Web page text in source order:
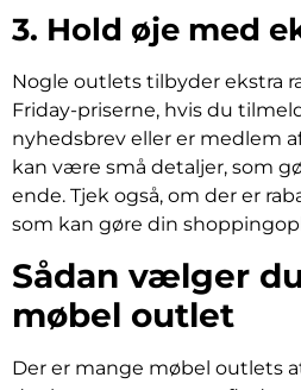
3. Hold øje med
Nogle outlets tilbyder ekstra
Friday-priserne, hvis du
nyhedsbrev eller er medlem
kan være små detaljer, som
ende. Tjek også, om der er
som kan gøre din
Sådan vælger
møbel outlet
Der er mange møbel outlets